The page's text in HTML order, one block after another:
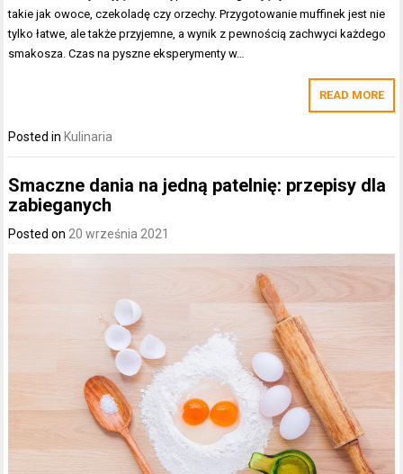
takie jak owoce, czekoladę czy orzechy. Przygotowanie muffinek jest nie
tylko łatwe, ale także przyjemne, a wynik z pewnością zachwyci każdego
smakosza. Czas na pyszne eksperymenty w…
READ MORE
Posted in Kulinaria
Smaczne dania na jedną patelnię: przepisy dla
zabieganych
Posted on 20 września 2021